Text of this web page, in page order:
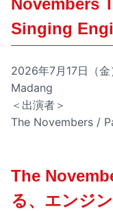
Novembers
Singing
2026年7月17日（
Madang
＜出演者＞
The Novembers /
The
る、エンジ